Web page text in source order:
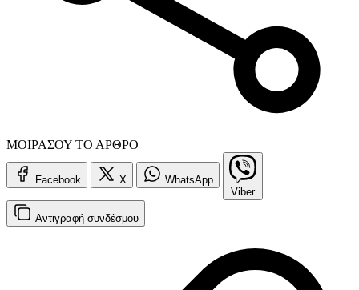
ΜΟΙΡΑΣΟΥ ΤΟ ΑΡΘΡΟ
Facebook X
WhatsApp
Viber
Αντιγραφή συνδέσμου